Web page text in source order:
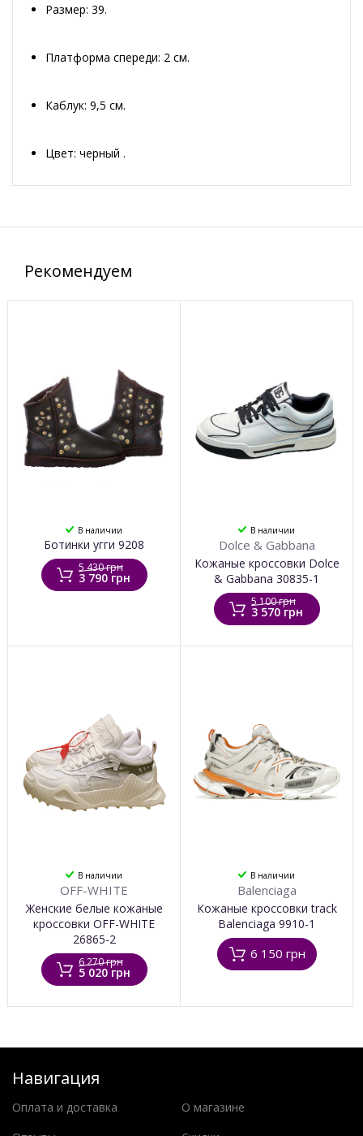
Размер: 39.
Платформа спереди: 2 см.
Каблук: 9,5 см.
Цвет: черный .
Рекомендуем
В наличии
Ботинки угги 9208
5 430 грн
3 790 грн
В наличии
Dolce & Gabbana
Кожаные кроссовки Dolce
& Gabbana 30835-1
5 100 грн
3 570 грн
В наличии
OFF-WHITE
Женские белые кожаные
кроссовки OFF-WHITE
26865-2
6 270 грн
5 020 грн
В наличии
Balenciaga
Кожаные кроссовки track
Balenciaga 9910-1
6 150 грн
Навигация
Оплата и доставка
О магазине